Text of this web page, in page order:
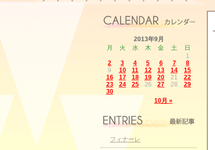
2013年9月
月
火 水 木 金 土 日
10月 »
1
2
3 4 5 6 7
8
9
10 11 12 13 14
15
16
17 18 19 20 21
22
23
24 25 26 27 28
29
30
フィナーレ